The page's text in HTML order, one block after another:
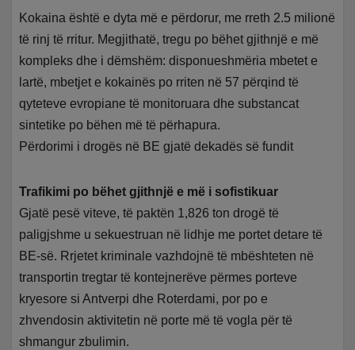
Kokaina është e dyta më e përdorur, me rreth 2.5 milionë
të rinj të rritur. Megjithatë, tregu po bëhet gjithnjë e më
kompleks dhe i dëmshëm: disponueshmëria mbetet e
lartë, mbetjet e kokainës po rriten në 57 përqind të
qyteteve evropiane të monitoruara dhe substancat
sintetike po bëhen më të përhapura.
Përdorimi i drogës në BE gjatë dekadës së fundit
Trafikimi po bëhet gjithnjë e më i sofistikuar
Gjatë pesë viteve, të paktën 1,826 ton drogë të
paligjshme u sekuestruan në lidhje me portet detare të
BE-së. Rrjetet kriminale vazhdojnë të mbështeten në
transportin tregtar të kontejnerëve përmes porteve
kryesore si Antverpi dhe Roterdami, por po e
zhvendosin aktivitetin në porte më të vogla për të
shmangur zbulimin.